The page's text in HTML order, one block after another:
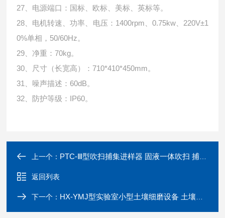
27、电源端口：国标、欧标、美标、英标等。
28、电机转速、功率、电压：1400rpm、0.75kw、220V±1
0%单相，50/60Hz。
29、净重：70kg。
30、尺寸（长宽高）：710*410*450mm。
31、噪声描述：60dB。
32、防护等级：IP60。
上一个： PTC-Ⅲ型吹扫捕集进样器 固液一体吹扫 捕集装置
返回列表
下一个： HX-YMJ型实验室小型土壤细磨设备 土壤粉碎机